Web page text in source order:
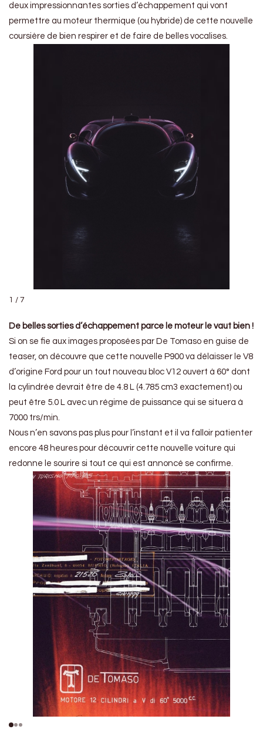
deux impressionnantes sorties d’échappement qui vont
permettre au moteur thermique (ou hybride) de cette nouvelle
coursière de bien respirer et de faire de belles vocalises.
1 / 7
De belles sorties d’échappement parce le moteur le vaut bien !
Si on se fie aux images proposées par De Tomaso en guise de
teaser, on découvre que cette nouvelle P900 va délaisser le V8
d’origine Ford pour un tout nouveau bloc V12 ouvert à 60° dont
la cylindrée devrait être de 4.8 L (4.785 cm3 exactement) ou
peut être 5.0 L avec un régime de puissance qui se situera à
7000 trs/min.
Nous n’en savons pas plus pour l’instant et il va falloir patienter
encore 48 heures pour découvrir cette nouvelle voiture qui
redonne le sourire si tout ce qui est annoncé se confirme.